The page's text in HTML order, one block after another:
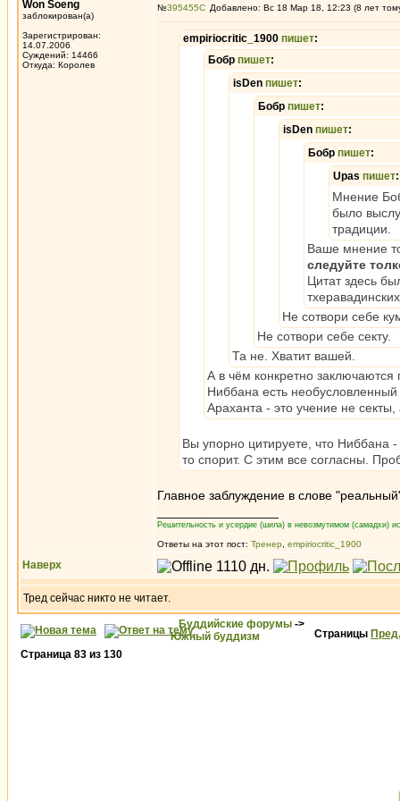
Won Soeng
заблокирован(а)
Зарегистрирован:
14.07.2006
Суждений: 14466
Откуда: Королев
№395455 Добавлено: Вс 18 Мар 18, 12:23 (8 лет
empiriocritic_1900 пишет:
Бобр пишет:
isDen пишет:
Бобр пишет:
isDen пишет:
Бобр пишет:
Upas пишет:
Мнение
было
традиции.
Ваше мнение
следуйте
Цитат здесь
Не сотвори себе
Не сотвори себе секту.
Та не. Хватит вашей.
А в чём конкретно заключаются
Ниббана есть
Араханта - это учение не
Вы упорно цитируете, что Ниббана
то спорит. С этим все согласны.
Главное заблуждение в слове
Решительность и усердие (шила) в невозмутимом (самадхи)
Ответы на этот пост: Тренер empiriocritic_1900
Наверх
Тред сейчас никто не читает.
Буддийские форумы ->
Южный буддизм
Страницы Пред.
Страница 83 из 130